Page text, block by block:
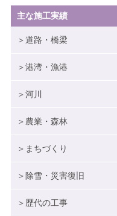
主な施工実績
＞道路・橋梁
＞港湾・漁港
＞河川
＞農業・森林
＞まちづくり
＞除雪・災害復旧
＞歴代の工事